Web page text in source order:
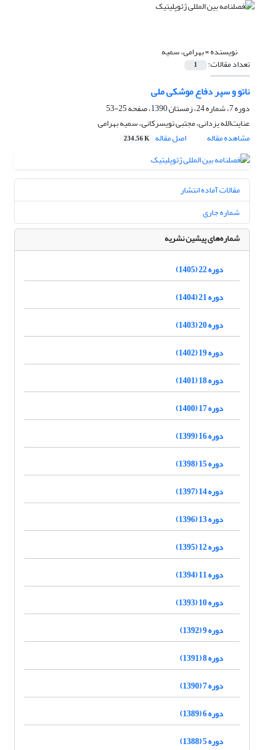
نویسنده =بهرامی، سمیه
تعداد مقالات: 1
ناتو و سپر دفاع موشکی ملی
دوره 7، شماره 24، زمستان 1390، صفحه
25-53
عنایت‌الله یزدانی، مجتبی تویسرکانی، سمیه بهرامی
مشاهده مقاله
اصل مقاله 234.56 K
مقالات آماده انتشار
شماره جاری
شماره‌های پیشین نشریه
دوره 22 (1405)
دوره 21 (1404)
دوره 20 (1403)
دوره 19 (1402)
دوره 18 (1401)
دوره 17 (1400)
دوره 16 (1399)
دوره 15 (1398)
دوره 14 (1397)
دوره 13 (1396)
دوره 12 (1395)
دوره 11 (1394)
دوره 10 (1393)
دوره 9 (1392)
دوره 8 (1391)
دوره 7 (1390)
دوره 6 (1389)
دوره 5 (1388)